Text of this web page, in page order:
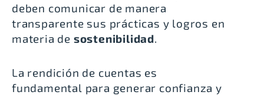
deben comunicar de manera
transparente sus prácticas y logros en
materia de sostenibilidad.
La rendición de cuentas es
fundamental para generar confianza y